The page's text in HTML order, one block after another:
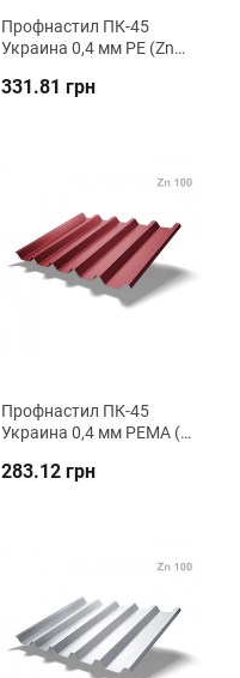
Профнастил ПК-45
Украина 0,4 мм PE (Zn
Металика
331.81 грн
Профнастил ПК-45
Украина 0,4 мм PEMA (Zn
Металика
283.12 грн